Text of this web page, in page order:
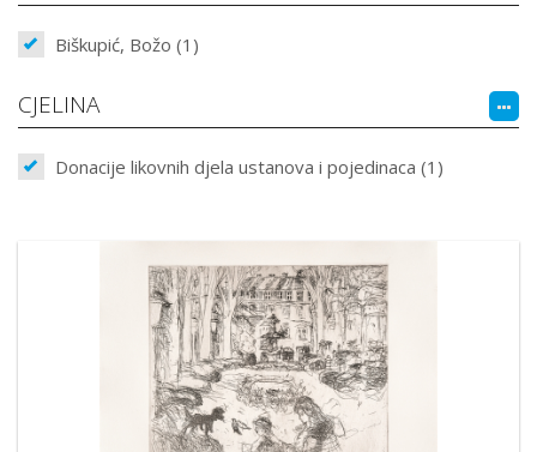
Biškupić, Božo (1)
CJELINA
Donacije likovnih djela ustanova i pojedinaca (1)